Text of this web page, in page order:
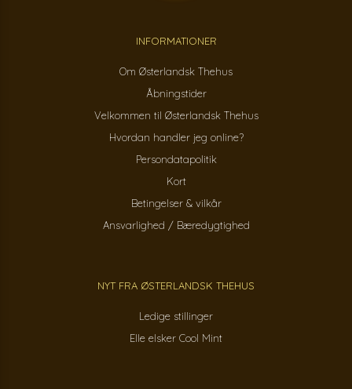
INFORMATIONER
Om Østerlandsk Thehus
Åbningstider
Velkommen til Østerlandsk Thehus
Hvordan handler jeg online?
Persondatapolitik
Kort
Betingelser & vilkår
Ansvarlighed / Bæredygtighed
NYT FRA ØSTERLANDSK THEHUS
Ledige stillinger
Elle elsker Cool Mint